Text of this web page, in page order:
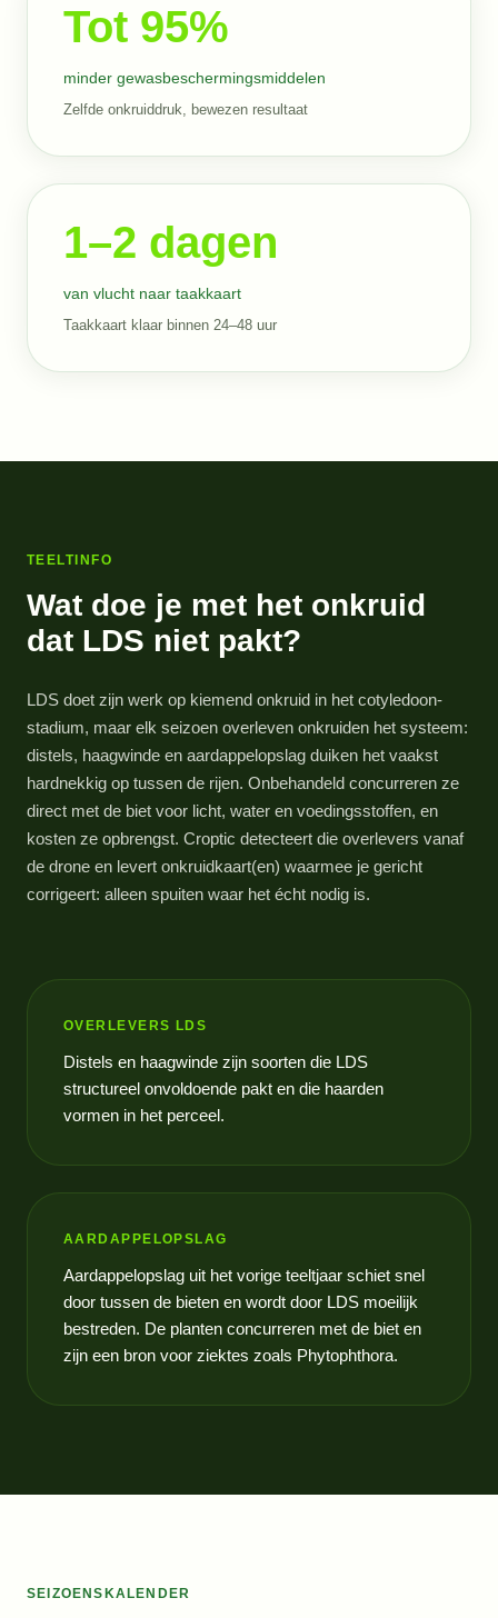
Tot 95%
minder gewasbeschermingsmiddelen
Zelfde onkruiddruk, bewezen resultaat
1–2 dagen
van vlucht naar taakkaart
Taakkaart klaar binnen 24–48 uur
TEELTINFO
Wat doe je met het onkruid
dat LDS niet pakt?
LDS doet zijn werk op kiemend onkruid in het cotyledoon-
stadium, maar elk seizoen overleven onkruiden het systeem:
distels, haagwinde en aardappelopslag duiken het vaakst
hardnekkig op tussen de rijen. Onbehandeld concurreren ze
direct met de biet voor licht, water en voedingsstoffen, en
kosten ze opbrengst. Croptic detecteert die overlevers vanaf
de drone en levert onkruidkaart(en) waarmee je gericht
corrigeert: alleen spuiten waar het écht nodig is.
OVERLEVERS LDS
Distels en haagwinde zijn soorten die LDS
structureel onvoldoende pakt en die haarden
vormen in het perceel.
AARDAPPELOPSLAG
Aardappelopslag uit het vorige teeltjaar schiet snel
door tussen de bieten en wordt door LDS moeilijk
bestreden. De planten concurreren met de biet en
zijn een bron voor ziektes zoals Phytophthora.
SEIZOENSKALENDER